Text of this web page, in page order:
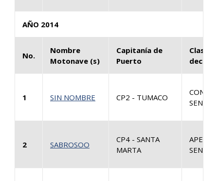
AÑO 2014
No.
Nombre
Motonave (s)
Capitanía de
Puerto
Clase
1 SIN NOMBRE CP2 - TUMACO
2 SABROSOO
CP4 - SANTA
MARTA